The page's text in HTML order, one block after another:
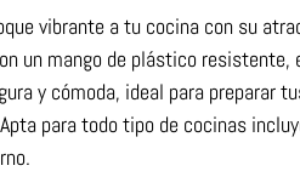
vibrante a tu cocina con su
un mango de plástico resistente,
y cómoda, ideal para preparar
para todo tipo de cocinas